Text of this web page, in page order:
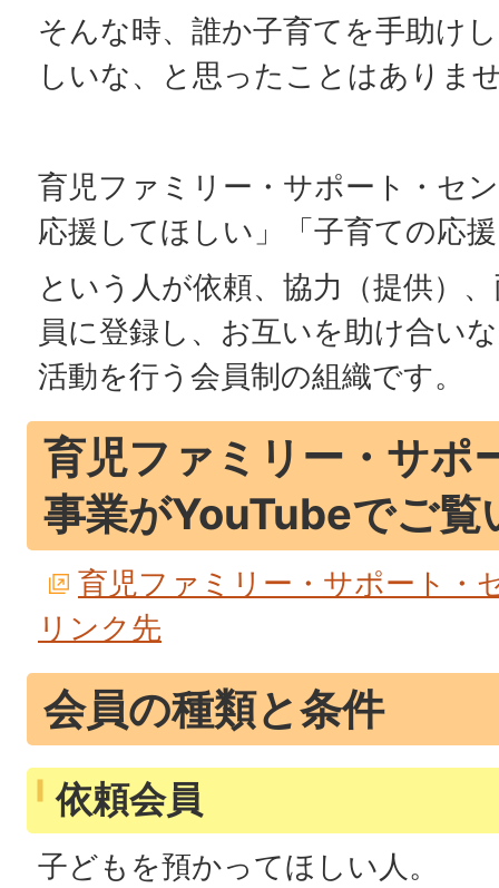
そんな時、誰か子育てを手助け
しいな、と思ったことはありま
育児ファミリー・サポート・セ
応援してほしい」「子育ての応
という人が依頼、協力（提供）
員に登録し、お互いを助け合い
活動を行う会員制の組織です。
育児ファミリー・サポ
事業がYouTubeでご覧
育児ファミリー・サポート・
リンク先
会員の種類と条件
依頼会員
子どもを預かってほしい人。